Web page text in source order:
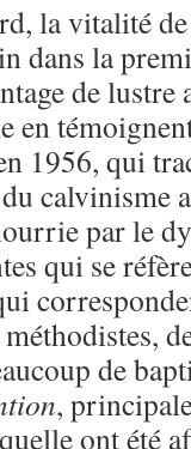
la vitalité
dans la
de lustre
en
1956, qui
calvinisme
par le
qui se
de
,
ont été